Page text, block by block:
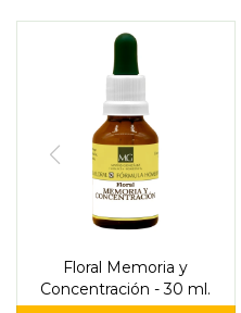
Floral Memoria y
Concentración - 30 ml.